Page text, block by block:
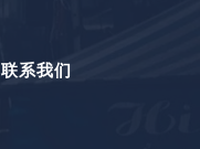
联系我们